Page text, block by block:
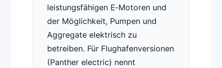
leistungsfähigen E‑Motoren und
der Möglichkeit, Pumpen und
Aggregate elektrisch zu
betreiben. Für Flughafenversionen
(Panther electric) nennt